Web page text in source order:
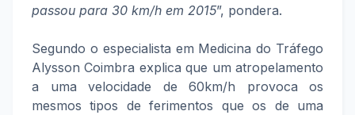
passou para 30 km/h em 2015”, pondera.
Segundo o especialista em Medicina do Tráfego
Alysson Coimbra explica que um atropelamento
a uma velocidade de 60km/h provoca os
mesmos tipos de ferimentos que os de uma